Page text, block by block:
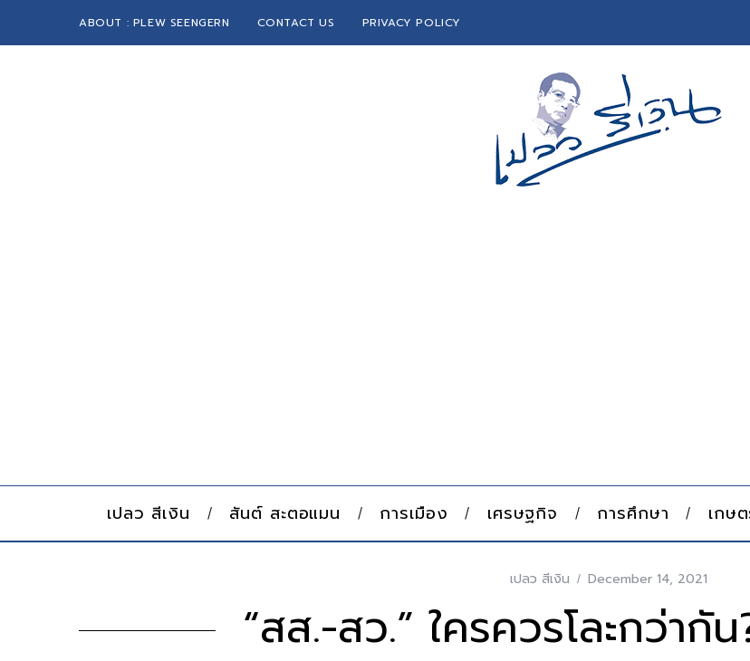
ABOUT : PLEW SEENGERN CONTACT US PRIVACY POLICY
เปลว สีเงิน สันต์ สะตอแมน การเมือง เศรษฐกิจ การศึกษา เกษ
เปลว สีเงิน December 14, 2021
“สส.-สว.” ใครควรโละกว่ากั